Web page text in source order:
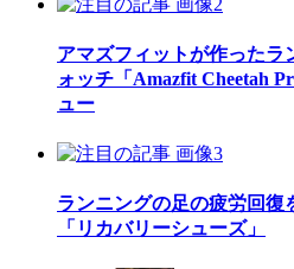
アマズフィットが作ったラ
ォッチ「Amazfit Cheetah
ュー
ランニングの足の疲労回復
「リカバリーシューズ」